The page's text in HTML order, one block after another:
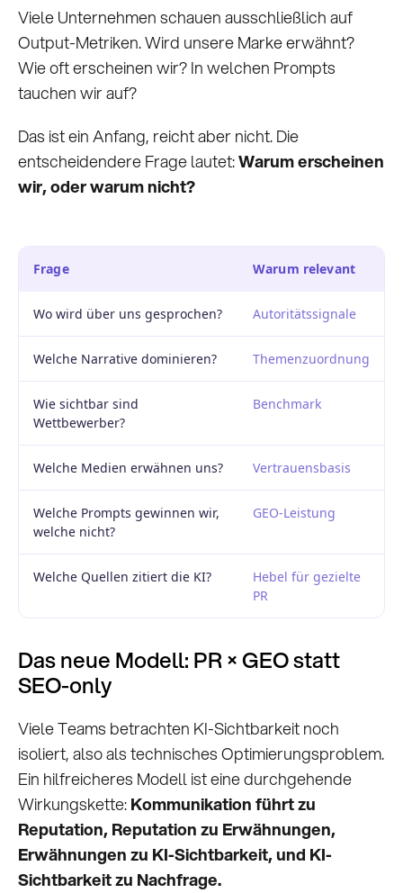
Viele Unternehmen schauen ausschließlich auf
Output-Metriken. Wird unsere Marke erwähnt?
Wie oft erscheinen wir? In welchen Prompts
tauchen wir auf?
Das ist ein Anfang, reicht aber nicht. Die
entscheidendere Frage lautet:Warum erscheinen
wir, oder warum nicht?
Frage Warum relevant
Wo wird über uns gesprochen? Autoritätssignale
Welche Narrative dominieren? Themenzuordnung
Wie sichtbar sind
Wettbewerber?
Benchmark
Welche Medien erwähnen uns? Vertrauensbasis
Welche Prompts gewinnen wir,
welche nicht?
GEO-Leistung
Welche Quellen zitiert die KI?
Hebel für gezielte
PR
Das neue Modell: PR × GEO statt
SEO-only
Viele Teams betrachten KI-Sichtbarkeit noch
isoliert, also als technisches Optimierungsproblem.
Ein hilfreicheres Modell ist eine durchgehende
Wirkungskette:Kommunikation führt zu
Reputation, Reputation zu Erwähnungen,
Erwähnungen zu KI-Sichtbarkeit, und KI-
Sichtbarkeit zu Nachfrage.